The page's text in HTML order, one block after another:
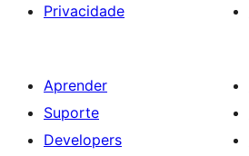
Privacidade
Aprender
Suporte
Developers